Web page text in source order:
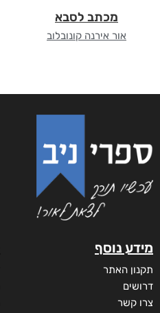
מכתב לסבא
אור אירנה קונובלוב
מידע נוסף
תקנון האתר
דרושים
צרו קשר